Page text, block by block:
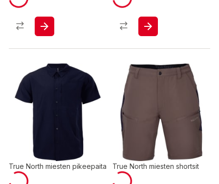
True North miesten pikeepaita True North miesten shortsit